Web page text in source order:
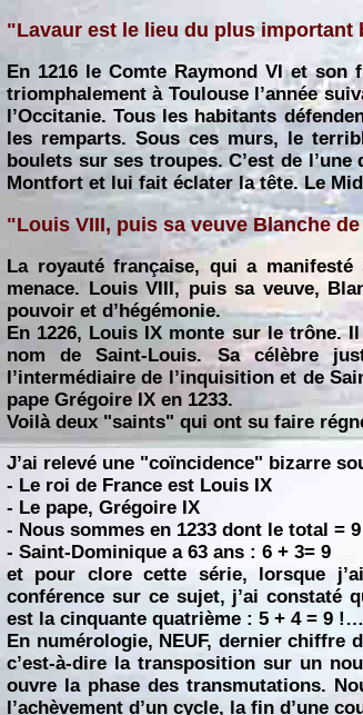
"Lavaur est le lieu du plus important
En 1216 le Comte Raymond VI et
triomphalement à Toulouse l’année
l’Occitanie. Tous les habitants
les remparts. Sous ces murs, le
boulets sur ses troupes. C’est de
Montfort et lui fait éclater la tête. Le
"Louis VIII, puis sa veuve Blanche
La royauté française, qui a
menace. Louis VIII, puis sa veuve,
pouvoir et d’hégémonie.
En 1226, Louis IX monte sur le trône.
nom de Saint-Louis. Sa célèbre
l’intermédiaire de l’inquisition et de
pape Grégoire IX en 1233.
Voilà deux "saints" qui ont su faire
J’ai relevé une "coïncidence" bizarre
- Le roi de France est Louis IX
- Le pape, Grégoire IX
- Nous sommes en 1233 dont le total = 9
- Saint-Dominique a 63 ans : 6 + 3= 9
et pour clore cette série, lorsque
conférence sur ce sujet, j’ai constaté
est la cinquante quatrième : 5 + 4 = 9 !…
En numérologie, NEUF, dernier chiffre
c’est-à-dire la transposition sur un
ouvre la phase des transmutations.
l’achèvement d’un cycle, la fin d’une